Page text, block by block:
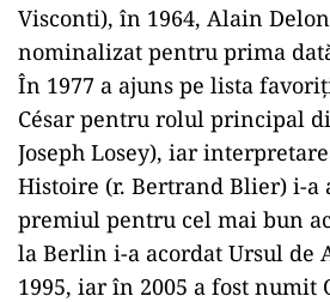
Visconti), în 1964, Alain
nominalizat pentru prima
În 1977 a ajuns pe lista
César pentru rolul principal
Joseph Losey), iar
Histoire (r. Bertrand Blier) i-a
premiul pentru cel mai bun
la Berlin i-a acordat Ursul de
1995, iar în 2005 a fost